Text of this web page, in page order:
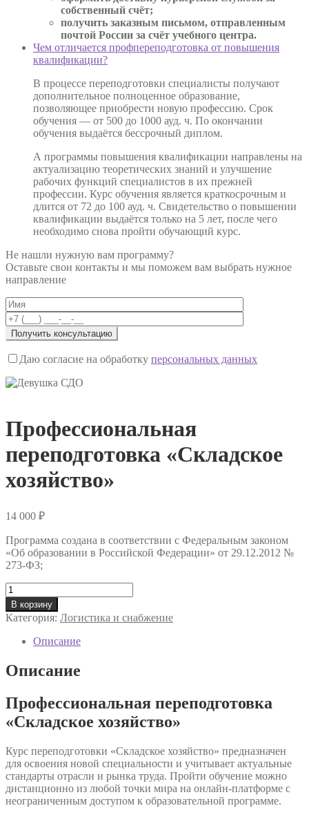
собственный счёт;
получить заказным письмом, отправленным
почтой России за счёт учебного центра.
Чем отличается профпереподготовка от повышения
квалификации?
В процессе переподготовки специалисты получают
дополнительное полноценное образование,
позволяющее приобрести новую профессию. Срок
обучения — от 500 до 1000 ауд. ч. По окончании
обучения выдаётся бессрочный диплом.
А программы повышения квалификации направлены на
актуализацию теоретических знаний и улучшение
рабочих функций специалистов в их прежней
профессии. Курс обучения является краткосрочным и
длится от 72 до 100 ауд. ч. Свидетельство о повышении
квалификации выдаётся только на 5 лет, после чего
необходимо снова пройти обучающий курс.
Не нашли нужную вам программу?
Оставьте свои контакты и мы поможем вам выбрать нужное
направление
Даю согласие на обработку персональных данных
Профессиональная
переподготовка «Складское
хозяйство»
14 000 ₽
Программа создана в соответствии с Федеральным законом
«Об образовании в Российской Федерации» от 29.12.2012 №
273-ФЗ;
Количество
товара
Профессиональная
переподготовка
«Складское
хозяйство»
В корзину
Категория: Логистика и снабжение
Описание
Описание
Профессиональная переподготовка
«Складское хозяйство»
Курс переподготовки «Складское хозяйство» предназначен
для освоения новой специальности и учитывает актуальные
стандарты отрасли и рынка труда. Пройти обучение можно
дистанционно из любой точки мира на онлайн-платформе с
неограниченным доступом к образовательной программе.